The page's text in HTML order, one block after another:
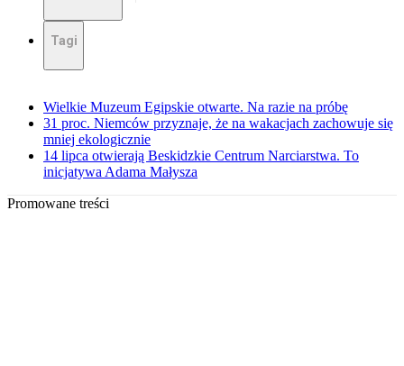
Tagi
Wielkie Muzeum Egipskie otwarte. Na razie na próbę
31 proc. Niemców przyznaje, że na wakacjach zachowuje się
mniej ekologicznie
14 lipca otwierają Beskidzkie Centrum Narciarstwa. To
inicjatywa Adama Małysza
Promowane treści